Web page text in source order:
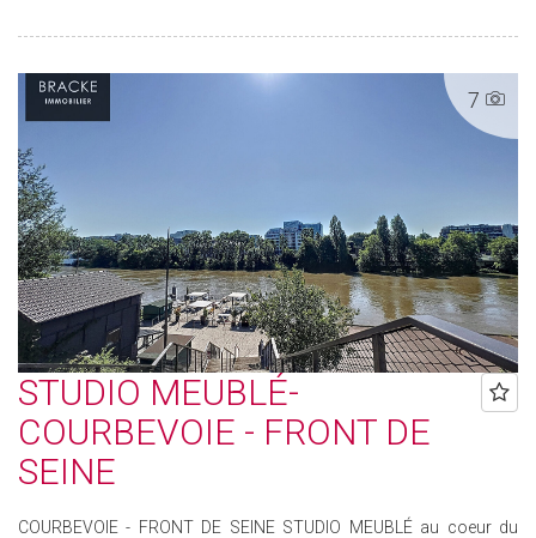
7
STUDIO MEUBLÉ-
COURBEVOIE - FRONT DE
SEINE
COURBEVOIE - FRONT DE SEINE STUDIO MEUBLÉ au coeur du